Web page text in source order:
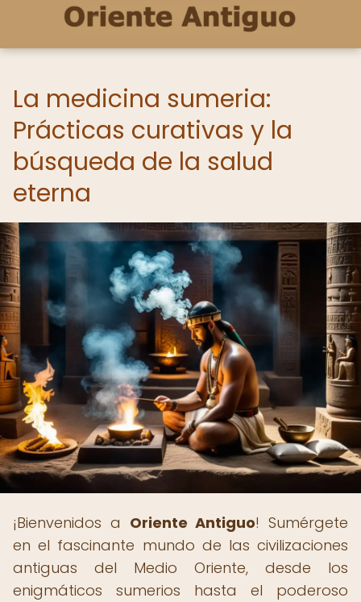
La medicina sumeria:
Prácticas curativas y la
búsqueda de la salud
eterna
¡Bienvenidos a Oriente Antiguo! Sumérgete
en el fascinante mundo de las civilizaciones
antiguas del Medio Oriente, desde los
enigmáticos sumerios hasta el poderoso